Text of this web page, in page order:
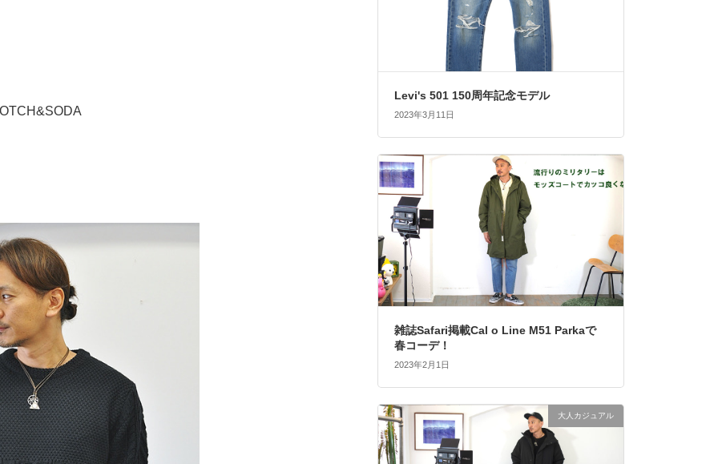
Levi's 501 150周年記念モデル
2023年3月11日
雑誌Safari掲載Cal o Line M51 Parkaで
春コーデ！
2023年2月1日
大人カジュアル